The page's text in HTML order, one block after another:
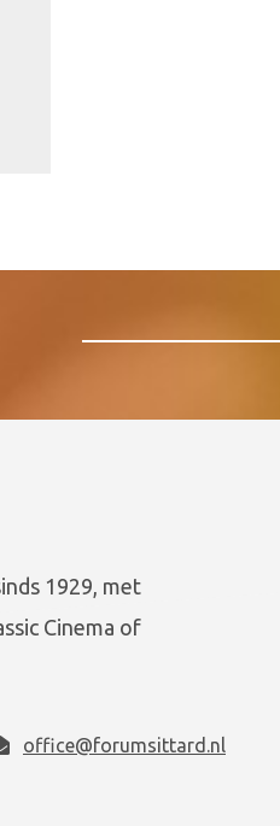
1929, met
Cinema of
office@forumsittard.nl